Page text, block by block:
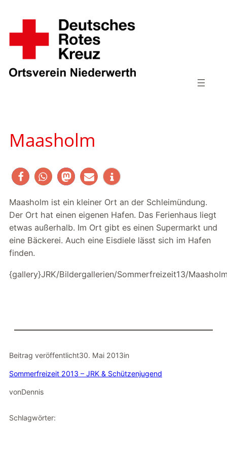
Inhalt
springen
Maasholm
Maasholm ist ein kleiner Ort an der Schleimündung.
Der Ort hat einen eigenen Hafen. Das Ferienhaus liegt
etwas außerhalb. Im Ort gibt es einen Supermarkt und
eine Bäckerei. Auch eine Eisdiele lässt sich im Hafen
finden.
{gallery}JRK/Bildergallerien/Sommerfreizeit13/
Beitrag veröffentlicht30. Mai 2013in
Sommerfreizeit 2013 – JRK & Schützenjugend
vonDennis
Schlagwörter: